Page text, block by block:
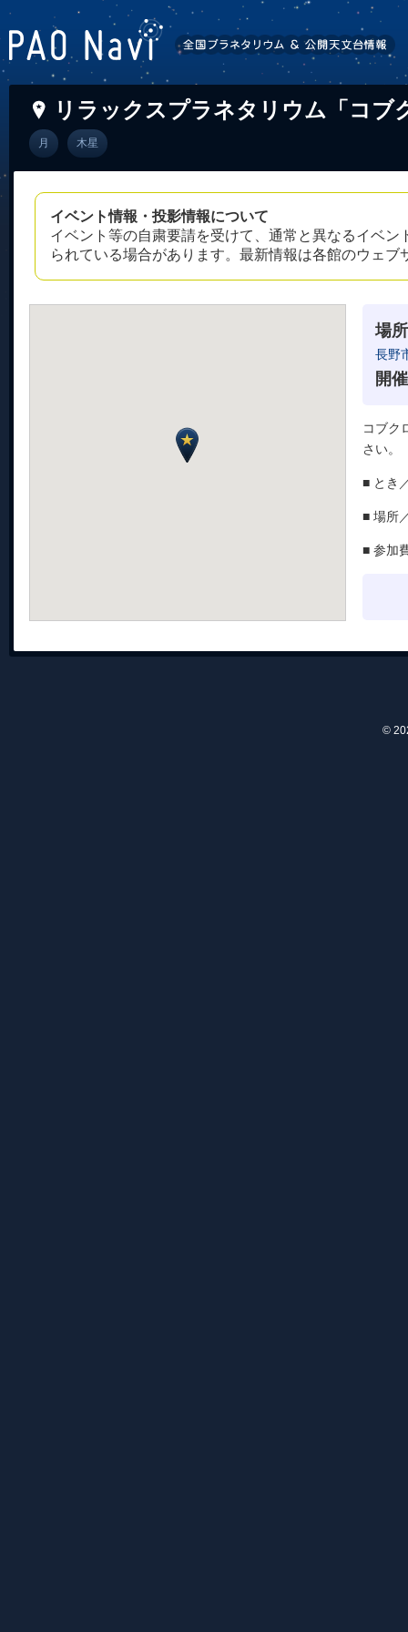
リラックスプラネタリウム「コブ
月 木星
イベント情報・投影情報について
イベント等の自粛要請を受けて、通常と異なるイベ
られている場合があります。最新情報は各館のウェ
場所
長野
開
コブク
さい。
■ とき
■ 場所
■ 参加
©